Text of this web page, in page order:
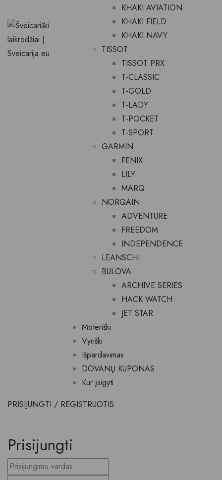
KHAKI AVIATION
KHAKI FIELD
KHAKI NAVY
TISSOT
TISSOT PRX
T-CLASSIC
T-GOLD
T-LADY
T-POCKET
T-SPORT
GARMIN
FENIX
LILY
MARQ
NORQAIN
ADVENTURE
FREEDOM
INDEPENDENCE
LEANSCHI
BULOVA
ARCHIVE SERIES
HACK WATCH
JET STAR
Moteriški
Vyriški
Išpardavimas
DOVANŲ KUPONAS
Kur įsigyti
PRISIJUNGTI / REGISTRUOTIS
Prisijungti